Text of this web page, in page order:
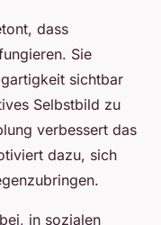
dass
Sie
sichtbar
Selbstbild zu
verbessert das
dazu, sich
in sozialen